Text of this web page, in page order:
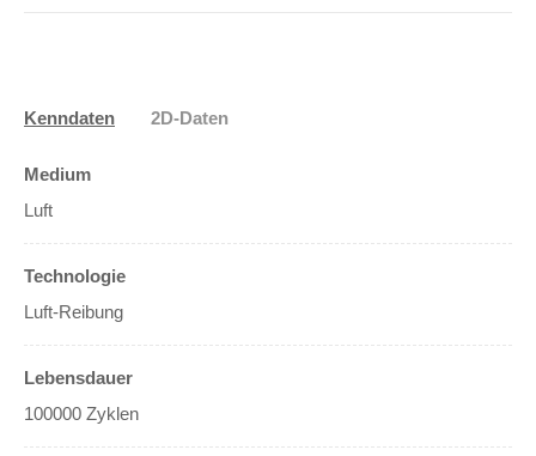
Kenndaten 2D-Daten
Medium
Luft
Technologie
Luft-Reibung
Lebensdauer
100000 Zyklen